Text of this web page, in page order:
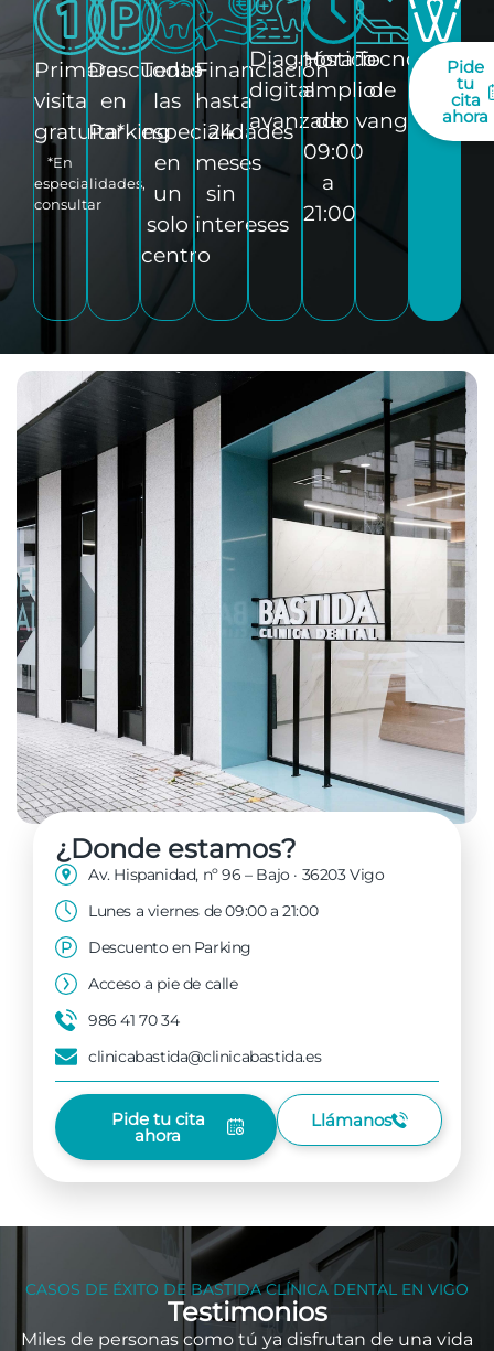
Primera
visita
gratuita*
*En
especialidades,
consultar
Descuento
en
Parking
Todas
las
especialidades
en
un
solo
centro
Financiación
hasta
24
meses
sin
intereses
Diagnóstico
digital
avanzado
Horario
amplio
de
09:00
a
21:00
Tecnología
de
vanguardia
Pide
tu
cita
ahora
¿Donde estamos?
Av. Hispanidad, nº 96 – Bajo · 36203 Vigo
Lunes a viernes de 09:00 a 21:00
Descuento en Parking
Acceso a pie de calle
986 41 70 34
clinicabastida@clinicabastida.es
Pide tu cita
ahora
Llámanos
CASOS DE ÉXITO DE BASTIDA CLÍNICA DENTAL EN VIGO
Testimonios
Miles de personas como tú ya disfrutan de una vida